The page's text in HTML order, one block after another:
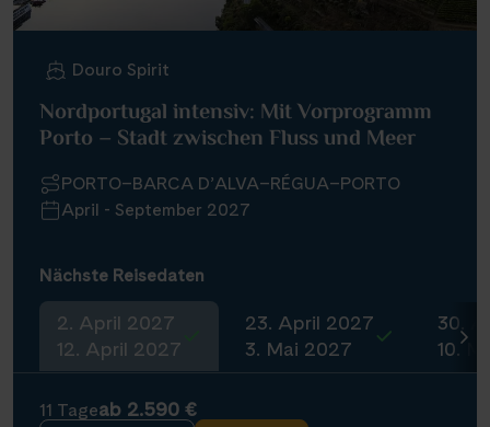
Douro Spirit
Nordportugal intensiv: Mit Vorprogramm
Porto – Stadt zwischen Fluss und Meer
PORTO–BARCA D’ALVA–RÉGUA–PORTO
April - September 2027
Nächste Reisedaten
2. April 2027
12. April 2027
23. April 2027
3. Mai 2027
30.
10.
11 Tageab 2.590 €